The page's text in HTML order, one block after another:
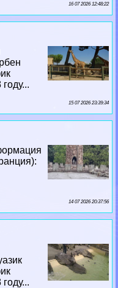
16 07 2026 12:48:22
15 07 2026 23:39:34
14 07 2026 20:37:56